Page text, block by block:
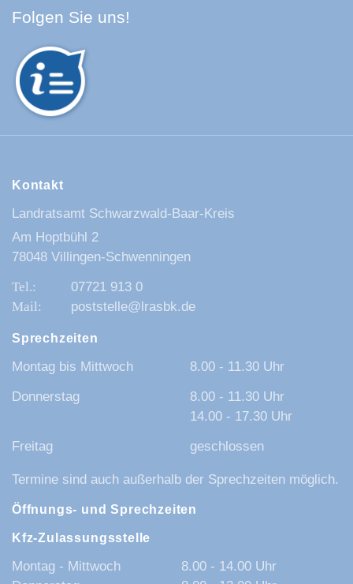
Folgen Sie uns!
Kontakt
Landratsamt Schwarzwald-Baar-Kreis
Am Hoptbühl 2
78048 Villingen-Schwenningen
07721 913 0
poststelle@lrasbk.de
Sprechzeiten
Montag bis Mittwoch
8.00 - 11.30 Uhr
Donnerstag
8.00 - 11.30 Uhr
14.00 - 17.30 Uhr
Freitag
geschlossen
Termine sind auch außerhalb der Sprechzeiten möglich.
Öffnungs- und Sprechzeiten
Kfz-Zulassungsstelle
Montag - Mittwoch
8.00 - 14.00 Uhr